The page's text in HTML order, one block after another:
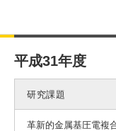
平成31年度
研究課題
革新的金属基圧電複